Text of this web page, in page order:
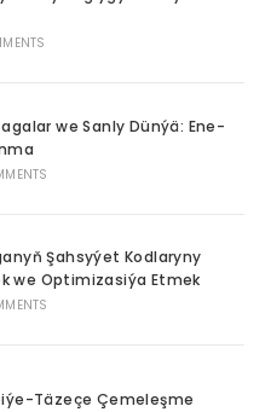
we Sanly Dünýä: Ene-
Şahsyýet Kodlaryny
we Optimizasiýa Etmek
Täzeçe Çemeleşme